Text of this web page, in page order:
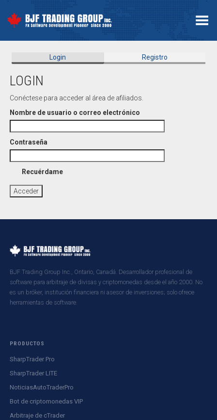
Menú
Login Registro
LOGIN
Conéctese para acceder al área de afiliados.
Nombre de usuario o correo electrónico
Contraseña
Recuérdame
BJF Trading Group Inc., Ontario, Canadá. Desarrollador profesional de
software para arbitraje de divisas y criptomonedas desde el año 2000. No
es un bróker, institución financiera ni asesor de inversiones; solo ofrece
herramientas de software.
PRODUCTOS
SharpTrader Pro
SharpTrader LITE
NoticiasAutoTraderPro
Bot de criptomonedas VIP
Arbitraje de cTrader